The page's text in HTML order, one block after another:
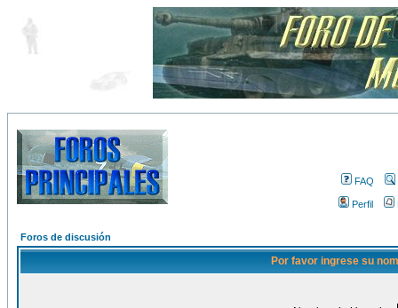
FAQ
Perfil
Foros de discusión
Por favor ingrese su